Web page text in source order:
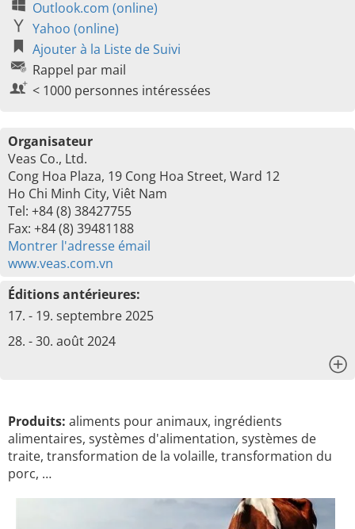
Outlook.com (online)
Yahoo (online)
Ajouter à la Liste de Suivi
Rappel par mail
< 1000 personnes intéressées
Organisateur
Veas Co., Ltd.
Cong Hoa Plaza, 19 Cong Hoa Street, Ward 12
Ho Chi Minh City, Viêt Nam
Tel: +84 (8) 38427755
Fax: +84 (8) 39481188
Montrer l'adresse émail
www.veas.com.vn
Éditions antérieures:
17. - 19. septembre 2025
28. - 30. août 2024
Produits: aliments pour animaux, ingrédients
alimentaires, systèmes d'alimentation, systèmes de
traite, transformation de la volaille, transformation du
porc, …